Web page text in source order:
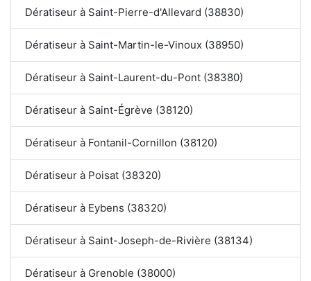
Dératiseur à Saint-Pierre-d'Allevard (38830)
Dératiseur à Saint-Martin-le-Vinoux (38950)
Dératiseur à Saint-Laurent-du-Pont (38380)
Dératiseur à Saint-Égrève (38120)
Dératiseur à Fontanil-Cornillon (38120)
Dératiseur à Poisat (38320)
Dératiseur à Eybens (38320)
Dératiseur à Saint-Joseph-de-Rivière (38134)
Dératiseur à Grenoble (38000)